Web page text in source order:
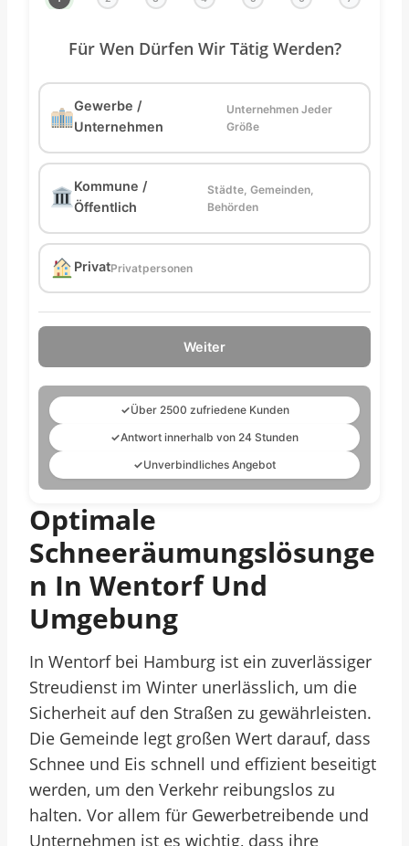
Für Wen Dürfen Wir Tätig Werden?
Gewerbe /
Unternehmen
Unternehmen Jeder
Größe
Kommune /
Öffentlich
Städte, Gemeinden,
Behörden
PrivatPrivatpersonen
Weiter
✓Über 2500 zufriedene Kunden
✓Antwort innerhalb von 24 Stunden
✓Unverbindliches Angebot
Optimale
Schneeräumungslösunge
N In Wentorf Und
Umgebung
In Wentorf bei Hamburg ist ein zuverlässiger
Streudienst im Winter unerlässlich, um die
Sicherheit auf den Straßen zu gewährleisten.
Die Gemeinde legt großen Wert darauf, dass
Schnee und Eis schnell und effizient beseitigt
werden, um den Verkehr reibungslos zu
halten. Vor allem für Gewerbetreibende und
Unternehmen ist es wichtig, dass ihre